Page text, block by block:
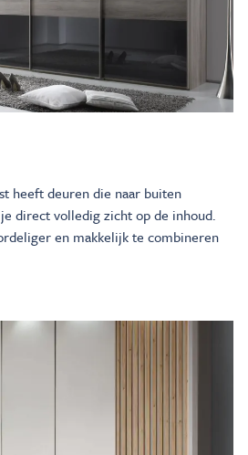
heeft deuren die naar buiten
direct volledig zicht op de inhoud.
en makkelijk te combineren